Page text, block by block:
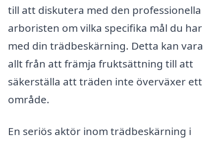
till att diskutera med den professionella
arboristen om vilka specifika mål du har
med din trädbeskärning. Detta kan vara
allt från att främja fruktsättning till att
säkerställa att träden inte överväxer ett
område.
En seriös aktör inom trädbeskärning i